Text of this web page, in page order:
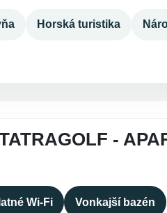
Horská turistika
-
Wi-Fi Vonkajší bazén